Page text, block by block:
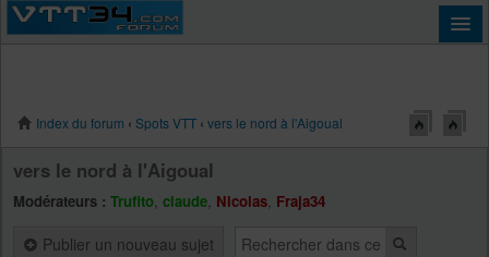
Index du forum ‹ Spots VTT ‹ vers le nord à l'Aigoual
vers le nord à l'Aigoual
Modérateurs : Trufito, claude, Nicolas, Fraja34
Publier un nouveau sujet